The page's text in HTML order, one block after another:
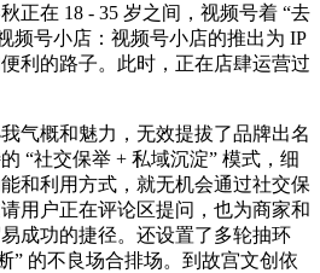
正在 18 - 35 岁之间，视频号着 “去
频号小店：视频号小店的推出为 IP
利的路子。此时，正在店肆运营过
概和魅力，无效提拔了品牌出名
“社交保举 + 私域沉淀” 模式，细
和利用方式，就无机会通过社交保
用户正在评论区提问，也为商家和
成功的捷径。还设置了多轮抽环
” 的不良场合排场。到故宫文创依